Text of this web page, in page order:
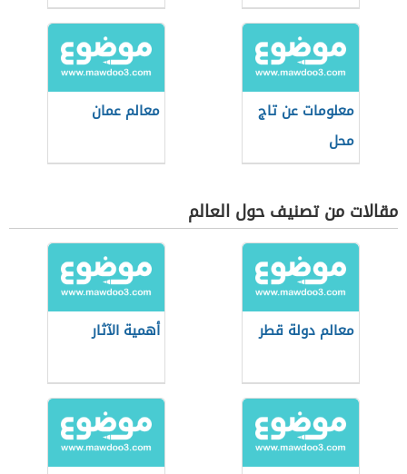
معلومات عن تاج
محل
معالم عمان
مقالات من تصنيف حول العالم
معالم دولة قطر أهمية الآثار